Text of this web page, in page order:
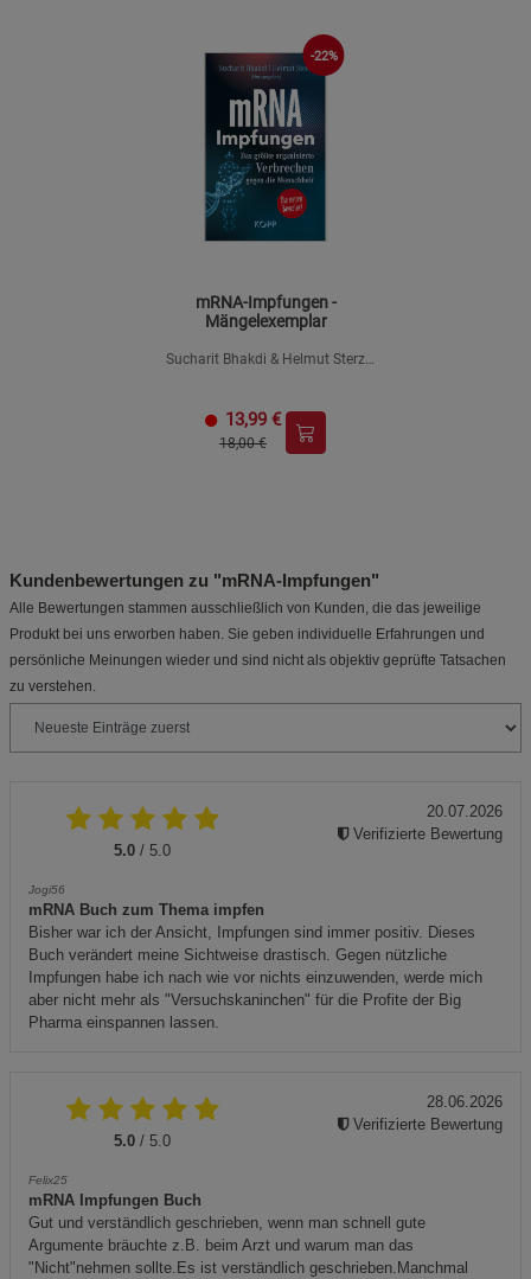
-22%
mRNA-Impfungen -
Mängelexemplar
Sucharit Bhakdi & Helmut Sterz
13,99 €
18,00 €
Kundenbewertungen zu "mRNA-Impfungen"
Alle Bewertungen stammen ausschließlich von Kunden, die das jeweilige
Produkt bei uns erworben haben. Sie geben individuelle Erfahrungen und
persönliche Meinungen wieder und sind nicht als objektiv geprüfte Tatsachen
zu verstehen.
5.0 / 5.0
Jogi56
mRNA Buch zum Thema impfen
Bisher war ich der Ansicht, Impfungen sind immer positiv. Dieses
Buch verändert meine Sichtweise drastisch. Gegen nützliche
Impfungen habe ich nach wie vor nichts einzuwenden, werde mich
aber nicht mehr als "Versuchskaninchen" für die Profite der Big
Pharma einspannen lassen.
20.07.2026
Verifizierte Bewertung
5.0 / 5.0
Felix25
mRNA Impfungen Buch
Gut und verständlich geschrieben, wenn man schnell gute
Argumente bräuchte z.B. beim Arzt und warum man das
"Nicht"nehmen sollte.Es ist verständlich geschrieben.Manchmal
28.06.2026
Verifizierte Bewertung